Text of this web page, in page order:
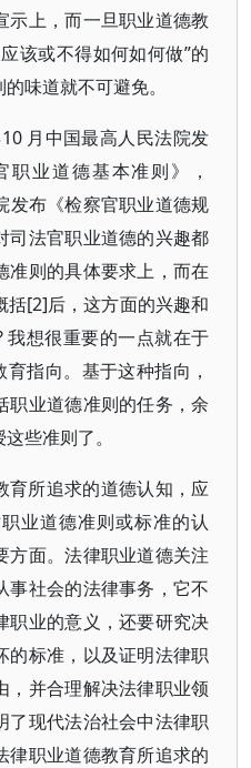
示上，而一旦职业道德教
该或不得如何如何做”的
味道就不可避免。
月中国最高人民法院发
业道德基本准则》，
发布《检察官职业道德规
司法官职业道德的兴趣都
准则的具体要求上，而在
[2]后，这方面的兴趣和
想很重要的一点就在于
指向。基于这种指向，
职业道德准则的任务，余
些准则了。
育所追求的道德认知，应
业道德准则或标准的认
方面。法律职业道德关注
事社会的法律事务，它不
职业的意义，还要研究决
的标准，以及证明法律职
，并合理解决法律职业领
了现代法治社会中法律职
律职业道德教育所追求的